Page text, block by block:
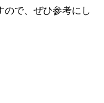
ので、ぜひ参考にし